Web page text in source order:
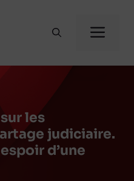
les
judiciaire.
d’une